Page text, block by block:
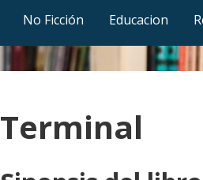
No Ficción Educacion
Terminal